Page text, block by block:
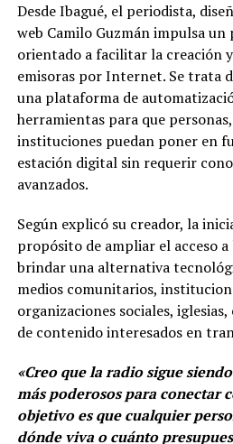
Desde Ibagué, el periodista,
web Camilo Guzmán impulsa
orientado a facilitar la creación
emisoras por Internet. Se trata
una plataforma de
herramientas para que
instituciones puedan poner en
estación digital sin requerir
avanzados.
Según explicó su creador, la
propósito de ampliar el acceso
brindar una alternativa
medios comunitarios,
organizaciones sociales,
de contenido interesados en
«Creo que la radio sigue
más poderosos para conectar
objetivo es que cualquier
dónde viva o cuánto